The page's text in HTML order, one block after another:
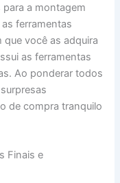
a montagem
ferramentas
você as adquira
as ferramentas
Ao ponderar todos
de compra tranquilo
Finais e